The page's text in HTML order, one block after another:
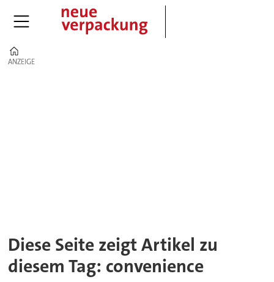
ANZEIGE
ANZEIGE
Diese Seite zeigt Artikel zu
diesem Tag: convenience